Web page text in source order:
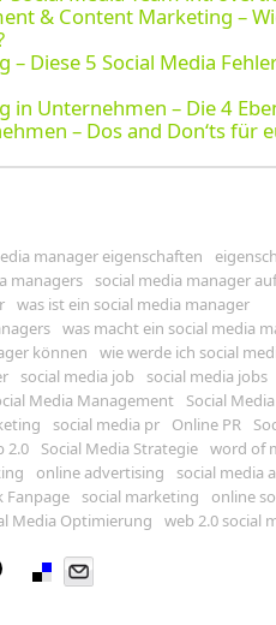
& Content Marketing –
– Diese 5 Social Media
in Unternehmen – Die 4
– Dos and Don‘ts für
manager eigenschaften
managers
social media manager
was ist ein social media manager
was macht ein social media
können
wie werde ich social
social media job social media jobs
Media Management
Social
social media pr Online PR
2.0 Social Media Strategie word of
online advertising social media
Fanpage social marketing
online
Media Optimierung web 2.0 social
Pinterest